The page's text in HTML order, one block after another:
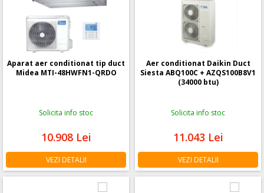
Aparat aer conditionat tip duct
Midea MTI-48HWFN1-QRDO
Solicita info stoc
10.908 Lei
VEZI DETALII
Aer conditionat Daikin Duct
Siesta ABQ100C + AZQS100B8V1
(34000 btu)
Solicita info stoc
11.043 Lei
VEZI DETALII